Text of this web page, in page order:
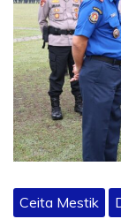
Ceita Mestik